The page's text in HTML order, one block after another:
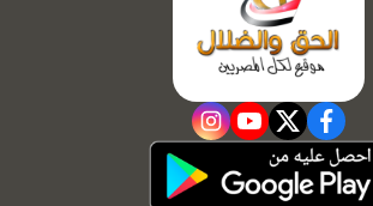
facebook
twitter
youtube
instagram